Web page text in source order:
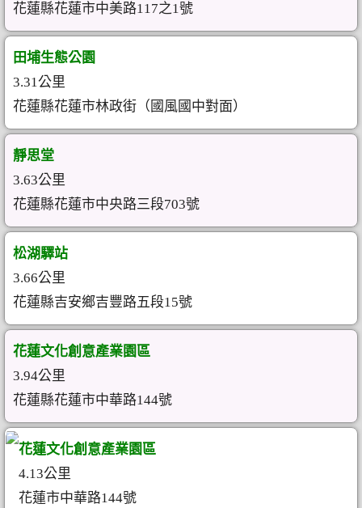
花蓮縣花蓮市中美路117之1號
田埔生態公園
3.31公里
花蓮縣花蓮市林政街（國風國中對面）
靜思堂
3.63公里
花蓮縣花蓮市中央路三段703號
松湖驛站
3.66公里
花蓮縣吉安鄉吉豐路五段15號
花蓮文化創意產業園區
3.94公里
花蓮縣花蓮市中華路144號
花蓮文化創意產業園區
4.13公里
花蓮市中華路144號